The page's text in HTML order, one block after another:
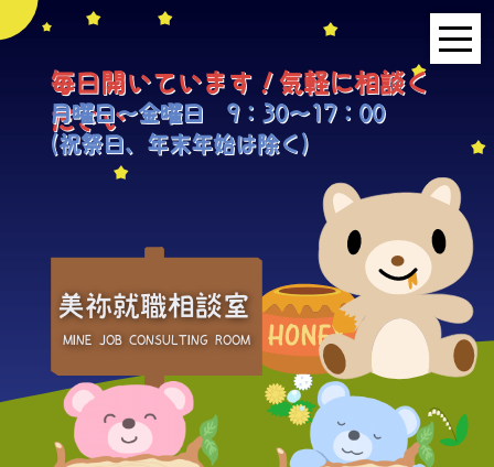
HOME
事業所紹介
利用者の声
地域連携事業
求人情報検索
美祢就職相談室
MINE JOB CONSULTING ROOM
毎日開いています！気軽に相談く
ださい
月曜日～金曜日 9：30～17：00
(祝祭日、年末年始は除く)